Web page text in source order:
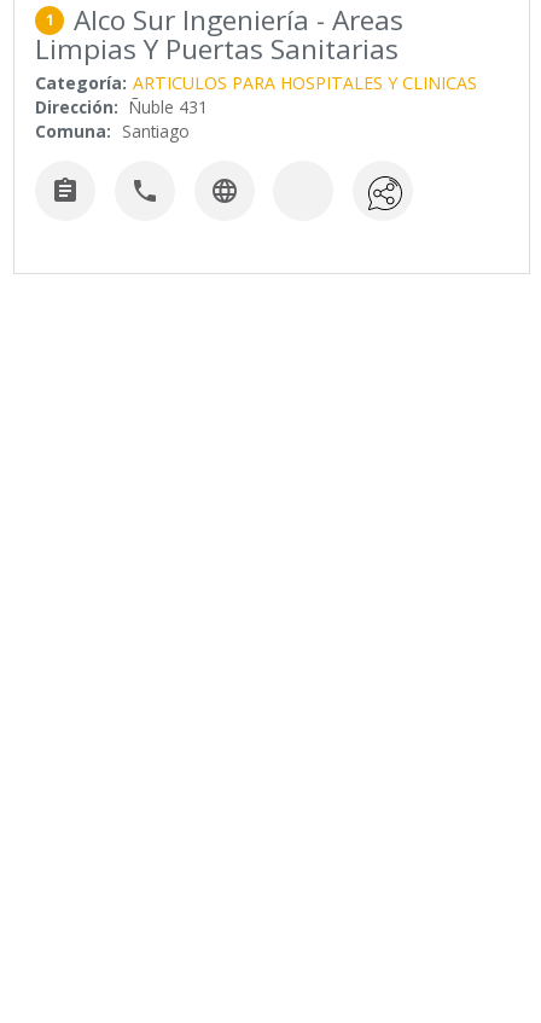
1 Alco Sur Ingeniería - Areas
Limpias Y Puertas Sanitarias
Categoría: ARTICULOS PARA HOSPITALES Y CLINICAS
Dirección: Ñuble 431
Comuna: Santiago
  